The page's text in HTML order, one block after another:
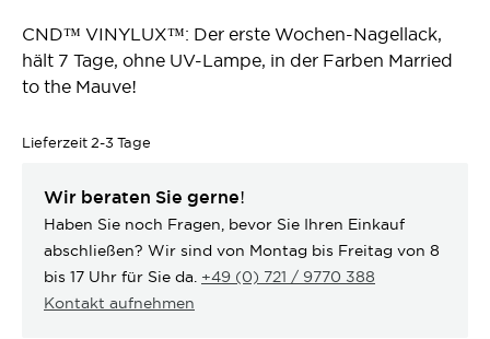
CND™ VINYLUX™: Der erste Wochen-Nagellack,
hält 7 Tage, ohne UV-Lampe, in der Farben Married
to the Mauve!
Lieferzeit 2-3 Tage
Wir beraten Sie gerne!
Haben Sie noch Fragen, bevor Sie Ihren Einkauf
abschließen? Wir sind von Montag bis Freitag von 8
bis 17 Uhr für Sie da. +49 (0) 721 / 9770 388
Kontakt aufnehmen